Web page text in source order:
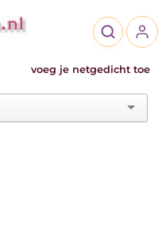
voeg je netgedicht toe